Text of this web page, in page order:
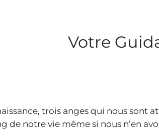
Votre
trois anges qui nous sont
de notre vie même si nous n’en